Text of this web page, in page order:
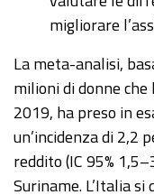
migliorare
La meta-analisi,
milioni di donne
2019, ha preso in
un’incidenza di 2,2
reddito (IC 95%
Suriname. L’Italia